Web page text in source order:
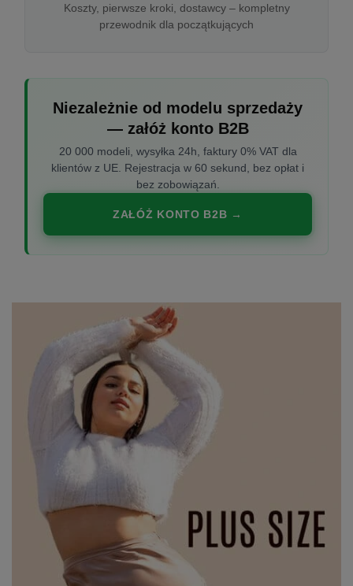
Koszty, pierwsze kroki, dostawcy – kompletny
przewodnik dla początkujących
Niezależnie od modelu sprzedaży
— załóż konto B2B
20 000 modeli, wysyłka 24h, faktury 0% VAT dla
klientów z UE. Rejestracja w 60 sekund, bez opłat i
bez zobowiązań.
ZAŁÓŻ KONTO B2B →